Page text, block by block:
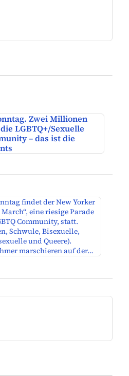
Zwei Millionen
LGBTQ+/Sexuelle
– das ist die
findet der New Yorker
eine riesige Parade
Community, statt.
Schwule, Bisexuelle,
und Queere).
marschieren auf der…